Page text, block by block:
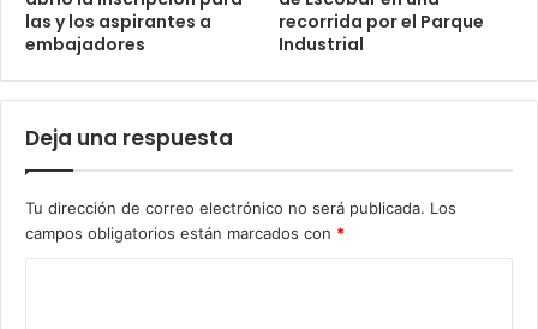
las y los aspirantes a
embajadores
recorrida por el Parque
Industrial
Deja una respuesta
Tu dirección de correo electrónico no será publicada. Los
campos obligatorios están marcados con *